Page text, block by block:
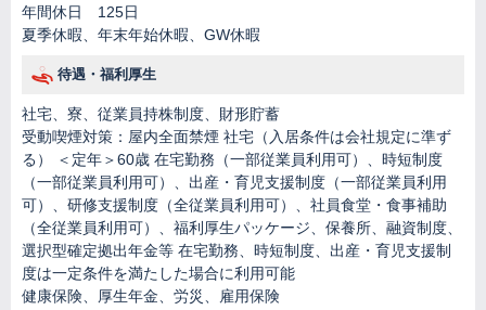
年間休日 125日
夏季休暇、年末年始休暇、GW休暇
待遇・福利厚生
社宅、寮、従業員持株制度、財形貯蓄
受動喫煙対策：屋内全面禁煙 社宅（入居条件は会社規定に準ず
る） ＜定年＞60歳 在宅勤務（一部従業員利用可）、時短制度
（一部従業員利用可）、出産・育児支援制度（一部従業員利用
可）、研修支援制度（全従業員利用可）、社員食堂・食事補助
（全従業員利用可）、福利厚生パッケージ、保養所、融資制度、
選択型確定拠出年金等 在宅勤務、時短制度、出産・育児支援制
度は一定条件を満たした場合に利用可能
健康保険、厚生年金、労災、雇用保険